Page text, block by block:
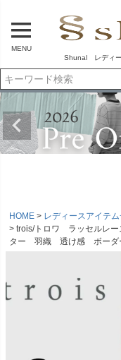
MENU
Shunal レディー
HOME
レディースアイテ
trois/トロワ ラッセルレ
ター 羽織 透け感 ボーダ